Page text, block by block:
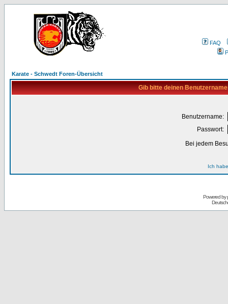
FAQ
Karate - Schwedt Foren-Übersicht
Gib bitte deinen
Benutzername:
Passwort:
Bei jedem
Ich
Powered by